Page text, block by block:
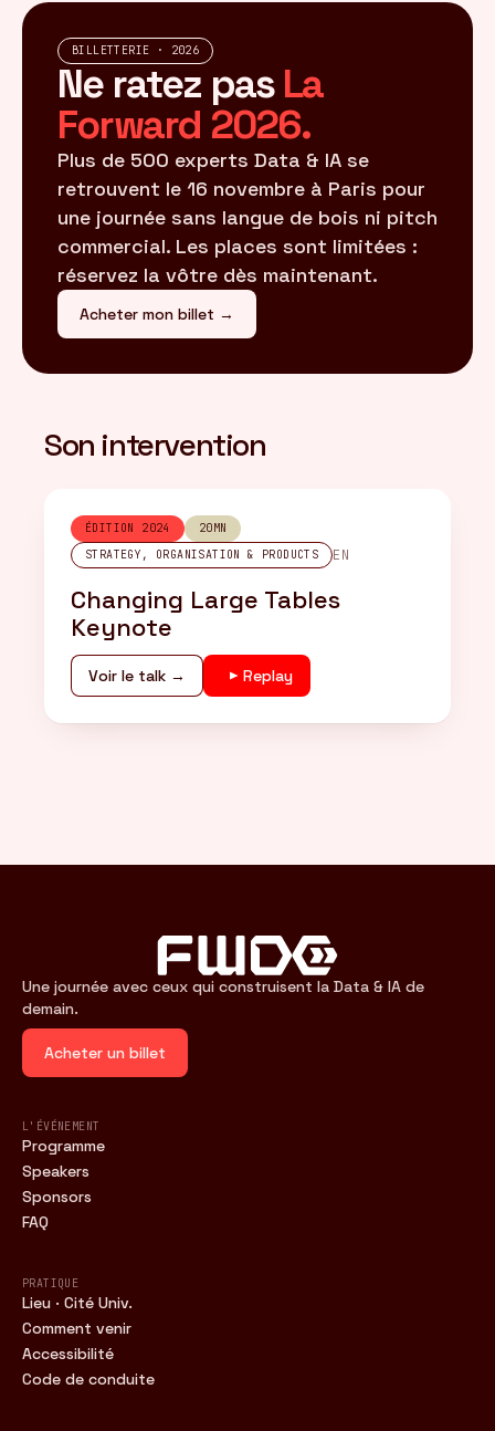
BILLETTERIE · 2026
Ne ratez pas La
Forward 2026.
Plus de 500 experts Data & IA se
retrouvent le 16 novembre à Paris pour
une journée sans langue de bois ni pitch
commercial. Les places sont limitées :
réservez la vôtre dès maintenant.
Acheter mon billet →
Son intervention
ÉDITION 2024
20MN
STRATEGY, ORGANISATION & PRODUCTS
EN
Changing Large Tables
Keynote
Voir le talk → Replay
Une journée avec ceux qui construisent la Data & IA de
demain.
Acheter un billet
L'ÉVÉNEMENT
Programme
Speakers
Sponsors
FAQ
PRATIQUE
Lieu · Cité Univ.
Comment venir
Accessibilité
Code de conduite